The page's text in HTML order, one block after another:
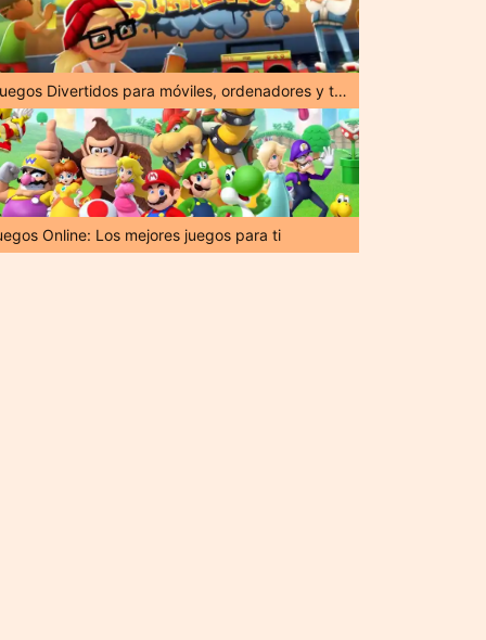
¡Juegos Divertidos para móviles, ordenadores y tabletas!
Online: Los mejores juegos para ti